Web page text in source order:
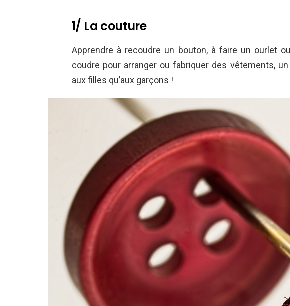
1/ La couture
Apprendre à recoudre un bouton, à faire un ourlet
coudre pour arranger ou fabriquer des vêtements,
aux filles qu’aux garçons !